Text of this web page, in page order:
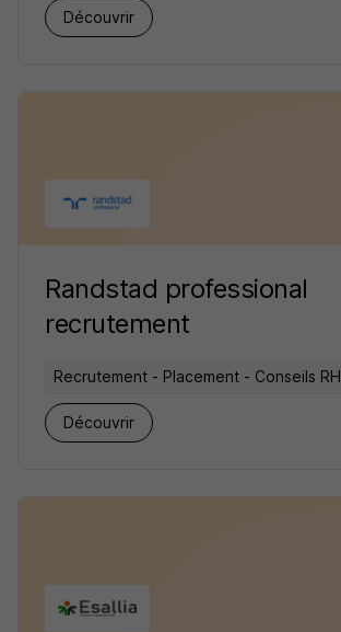
Découvrir
Randstad professional
recrutement
Recrutement - Placement - Conseils RH
Découvrir